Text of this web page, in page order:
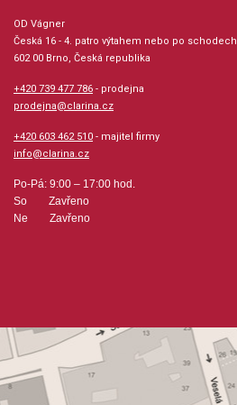
OD Vágner
Česká 16 - 4. patro výtahem nebo po schodech
602 00 Brno, Česká republika
+420 739 477 786 - prodejna
prodejna@clarina.cz
+420 603 462 510 - majitel firmy
info@clarina.cz
Po-Pá: 9:00 – 17:00 hod.
So Zavřeno
Ne Zavřeno